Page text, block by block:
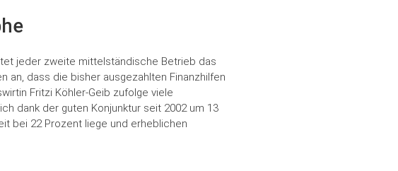
jeder zweite mittelständische Betrieb das
an, dass die bisher ausgezahlten Finanzhilfen
Fritzi Köhler-Geib zufolge viele
dank der guten Konjunktur seit 2002 um 13
bei 22 Prozent liege und erheblichen